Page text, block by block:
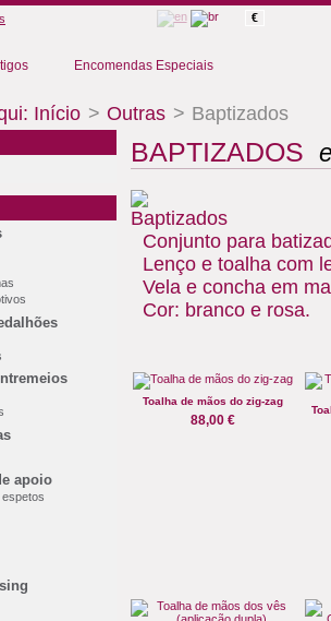
€
Encomendas Especiais
apoio
espetos
Início > Outras > Baptizados
BAPTIZADOS
Conjunto para
Lenço e toalha com
Vela e concha em
Cor: branco e rosa.
Toalha de mãos do zig-zag
88,00 €